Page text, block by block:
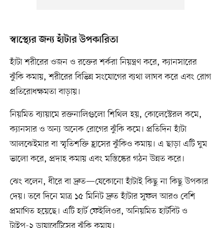
স্বাস্থ্যের জন্য হাঁটার উপকারিতা
হাঁটা শরীরের ওজন ও রক্তের শর্করা নিয়ন্ত্রণ করে, ক্যানসারের
ঝুঁকি কমায়, শরীরের বিভিন্ন সংযোগের ব্যথা লাঘব করে এবং রোগ
প্রতিরোধক্ষমতা বাড়ায়।
নিয়মিত ব্যায়ামে রক্তনালিগুলো শিথিল হয়, কোলেস্টেরল কমে,
ক্যানসার ও অন্য অনেক রোগের ঝুঁকি কমে। প্রতিদিন হাঁটা
আলঝেইমার বা স্মৃতিশক্তি হ্রাসের ঝুঁকিও কমায়। এ ছাড়া এটি ঘুম
ভালো করে, প্রদাহ কমায় এবং মস্তিষ্কের গঠন উন্নত করে।
ঝেং বলেন, ধীরে বা দ্রুত—যেকোনো হাঁটাই কিছু না কিছু উপকার
দেয়। তবে দিনে মাত্র ১৫ মিনিট দ্রুত হাঁটার সুফল আরও বেশি
প্রমাণিত হয়েছে। এটি হার্ট ফেইলিওর, অনিয়মিত হার্টবিট ও